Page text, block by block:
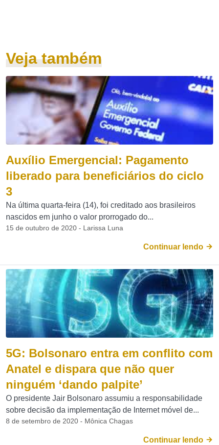
Veja também
Auxílio Emergencial: Pagamento
liberado para beneficiários do ciclo
3
Na última quarta-feira (14), foi creditado aos brasileiros
nascidos em junho o valor prorrogado do...
15 de outubro de 2020 - Larissa Luna
Continuar lendo
5G: Bolsonaro entra em conflito com
Anatel e dispara que não quer
ninguém ‘dando palpite’
O presidente Jair Bolsonaro assumiu a responsabilidade
sobre decisão da implementação de Internet móvel de...
8 de setembro de 2020 - Mônica Chagas
Continuar lendo